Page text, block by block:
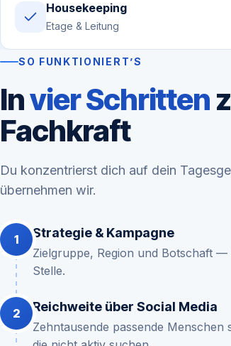
Housekeeping
Etage & Leitung
SO FUNKTIONIERT’S
Invier Schritten
Fachkraft
Du konzentrierst dich auf dein
übernehmen wir.
Strategie & Kampagne
Zielgruppe, Region und Botschaft
Stelle.
Reichweite über Social Media
Zehntausende passende